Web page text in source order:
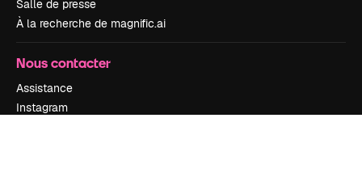
Salle de presse
À la recherche de magnific.ai
Nous contacter
Assistance
Instagram